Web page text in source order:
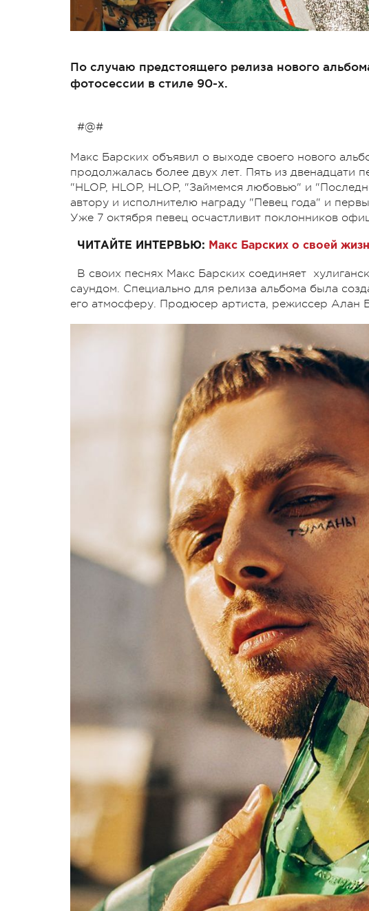
По случаю предстоящего релиза нового
фотосессии в стиле 90-х.
#@#
Макс Барских объявил о выходе своего нового
продолжалась более двух лет. Пять из двенадцати
"HLOP, HLOP, HLOP, "Займемся любовью" и
автору и исполнителю награду "Певец года" и
Уже 7 октября певец осчастливит поклонников
ЧИТАЙТЕ ИНТЕРВЬЮ: Макс Барских о своей
В своих песнях Макс Барских соединяет
саундом. Специально для релиза альбома была
его атмосферу. Продюсер артиста, режиссер Алан